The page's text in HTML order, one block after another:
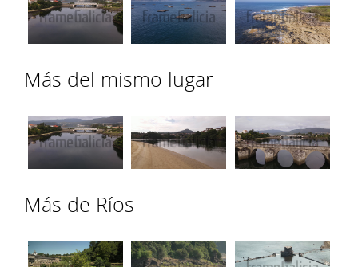
Más del mismo lugar
Más de Ríos